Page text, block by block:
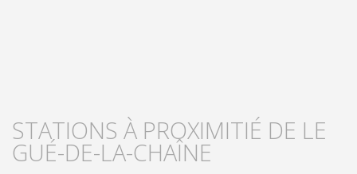
STATIONS À PROXIMITIÉ DE LE
GUÉ-DE-LA-CHAÎNE